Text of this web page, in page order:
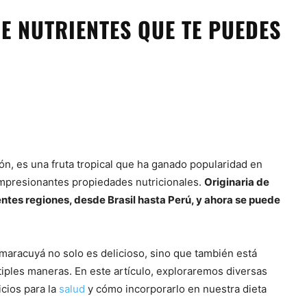
QUE TE PUEDES
es una fruta tropical que ha ganado popularidad en
propiedades nutricionales. Originaria de
regiones, desde Brasil hasta Perú, y ahora se puede
no solo es delicioso, sino que también está
maneras. En este artículo, exploraremos diversas
para la salud y cómo incorporarlo en nuestra dieta